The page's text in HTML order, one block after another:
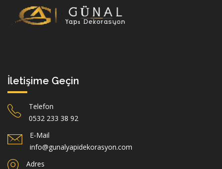
İletişime Geçin
Telefon
0532 233 38 92
E-Mail
info@gunalyapidekorasyon.com
Adres